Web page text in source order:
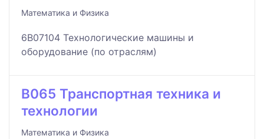
Математика и Физика
6B07104 Технологические машины и
оборудование (по отраслям)
B065 Транспортная техника и
технологии
Математика и Физика